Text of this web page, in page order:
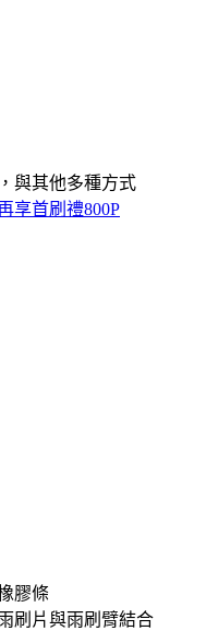
與其他多種方式
享首刷禮800P
膠條
刷片與雨刷臂結合